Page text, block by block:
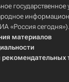
государственное
«Россия сегодня»).
материалов